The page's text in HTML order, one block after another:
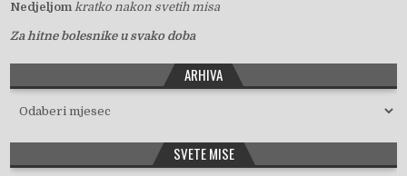
Nedjeljom kratko nakon svetih misa
Za hitne bolesnike u svako doba
ARHIVA
Arhiva
SVETE MISE